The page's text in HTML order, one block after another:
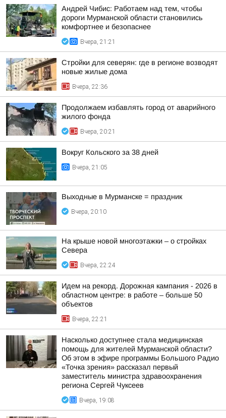
Андрей Чибис: Работаем над тем, чтобы
дороги Мурманской области становились
комфортнее и безопаснее
Вчера, 21:21
Стройки для северян: где в регионе возводят
новые жилые дома
Вчера, 22:36
Продолжаем избавлять город от аварийного
жилого фонда
Вчера, 20:21
Вокруг Кольского за 38 дней
Вчера, 21:05
Выходные в Мурманске = праздник
Вчера, 20:10
На крыше новой многоэтажки – о стройках
Севера
Вчера, 22:24
Идем на рекорд. Дорожная кампания - 2026 в
областном центре: в работе – больше 50
объектов
Вчера, 22:21
Насколько доступнее стала медицинская
помощь для жителей Мурманской области?
Об этом в эфире программы Большого Радио
«Точка зрения» рассказал первый
заместитель министра здравоохранения
региона Сергей Чуксеев
Вчера, 19:08